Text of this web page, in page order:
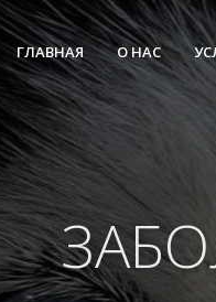
ГЛАВНАЯ О НАС